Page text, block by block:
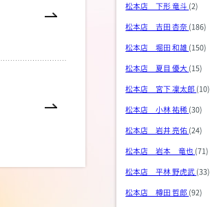
松本店 下形 竜斗 (2)
松本店 吉田 杏奈 (186)
松本店 堀田 和雄 (150)
松本店 夏目 優大 (15)
松本店 宮下 凜太郎 (10)
松本店 小林 祐稀 (30)
松本店 岩井 亮佑 (24)
松本店 岩本 竜也 (71)
松本店 平林 野虎武 (33)
松本店 樽田 哲郎 (92)